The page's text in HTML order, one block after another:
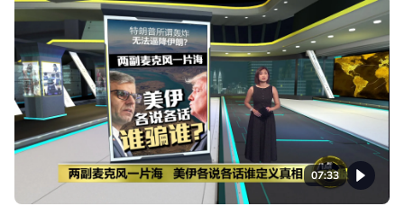
07:33